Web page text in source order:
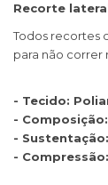
Recorte
Todos recortes
para não correr
- Tecido:
-
-
-